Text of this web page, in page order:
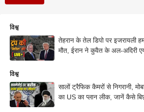
विश्व
तेहरान के तेल डिपो पर इजरायली
मौत, ईरान ने कुवैत के अल-अदिरी
विश्व
सालों ट्रैफिक कैमरों से निगरानी,
का US का प्लान लीक, जानें कैसे